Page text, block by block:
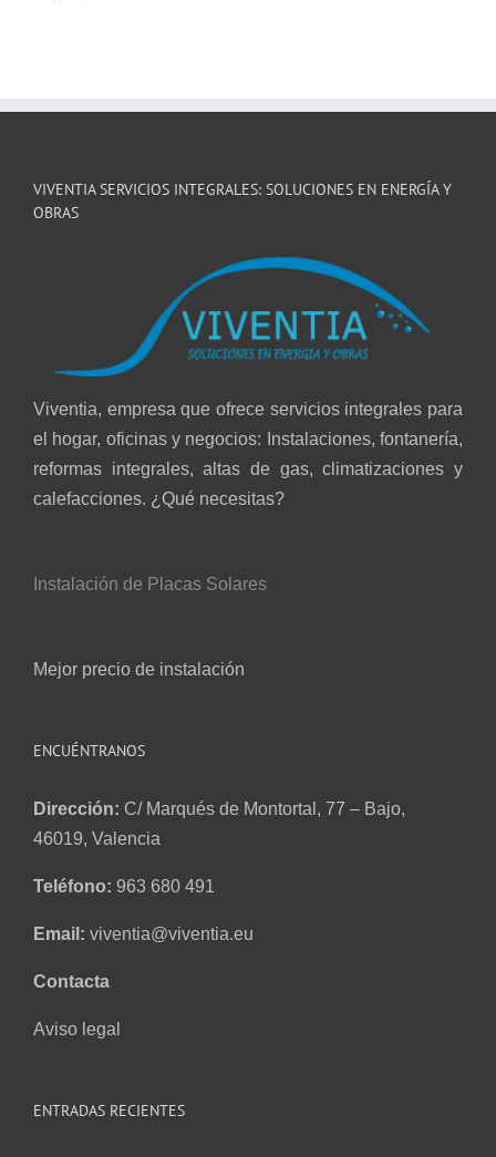
VIVENTIA SERVICIOS INTEGRALES: SOLUCIONES EN ENERGÍA Y
OBRAS
Viventia, empresa que ofrece servicios integrales para
el hogar, oficinas y negocios: Instalaciones, fontanería,
reformas integrales, altas de gas, climatizaciones y
calefacciones. ¿Qué necesitas?
Instalación de Placas Solares
Mejor precio de instalación
ENCUÉNTRANOS
Dirección: C/ Marqués de Montortal, 77 – Bajo,
46019, Valencia
Teléfono: 963 680 491
Email: viventia@viventia.eu
Contacta
Aviso legal
ENTRADAS RECIENTES